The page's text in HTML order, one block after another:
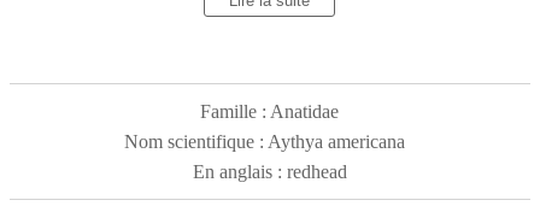
dense. Les mâles émettent un miaulement et les femelles
avec une envergure de 74 à 89 cm et un poids de 971 à
1107 g. Les ailes présentent une bande grise en vol. Les
Famille : Anatidae
Nom scientifique : Aythya americana
En anglais : redhead